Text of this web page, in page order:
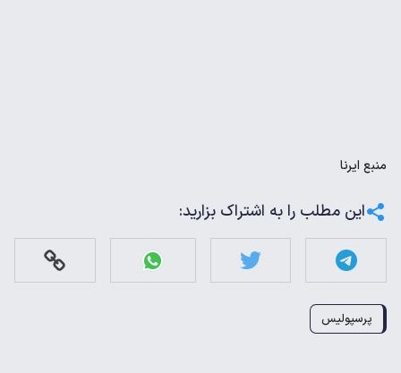
منبع ایرنا
این مطلب را به اشتراک بزارید:
پرسپولیس